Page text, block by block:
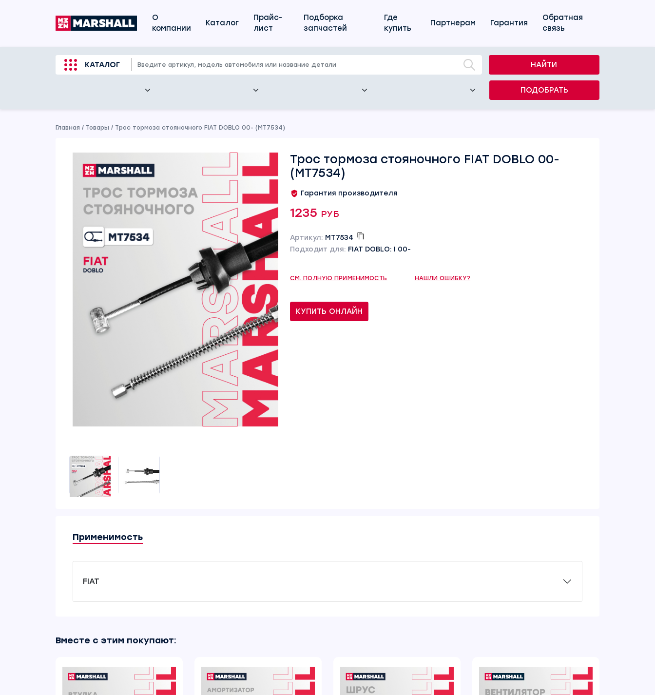
О
компании
Каталог
Прайс-
лист
Подборка
запчастей
Где
купить
Партнерам Гарантия
Обратная
связь
КАТАЛОГ НАЙТИ
ПОДОБРАТЬ
Главная / Товары / Трос тормоза стояночного FIAT DOBLO 00- (MT7534)
Трос тормоза стояночного FIAT DOBLO 00-
(MT7534)
Гарантия производителя
1235 руб
Артикул: MT7534
Подходит для: FIAT DOBLO: I 00-
СМ. ПОЛНУЮ ПРИМЕНИМОСТЬ НАШЛИ ОШИБКУ?
КУПИТЬ ОНЛАЙН
Применимость
FIAT
Вместе с этим покупают: